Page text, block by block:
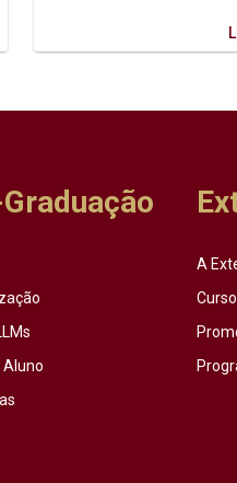
Aluno
A